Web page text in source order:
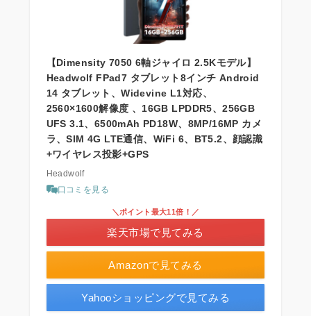
【Dimensity 7050 6軸ジャイロ 2.5Kモデル】
Headwolf FPad7 タブレット8インチ Android
14 タブレット、Widevine L1対応、
2560×1600解像度 、16GB LPDDR5、256GB
UFS 3.1、6500mAh PD18W、8MP/16MP カメ
ラ、SIM 4G LTE通信、WiFi 6、BT5.2、顔認識
+ワイヤレス投影+GPS
Headwolf
口コミを見る
Amazonで見てみる
＼ポイント最大11倍！／
楽天市場で見てみる
Yahooショッピングで見てみる